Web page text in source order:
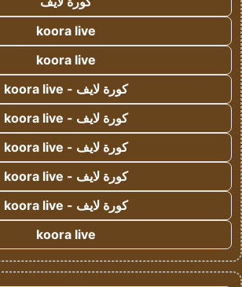
koora live
koora live
كورة لايف - koora live
كورة لايف - koora live
كورة لايف - koora live
كورة لايف - koora live
كورة لايف - koora live
koora live